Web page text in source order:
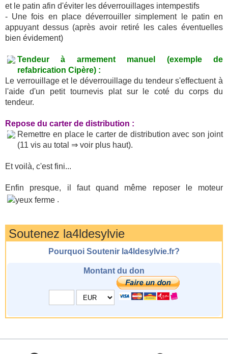
et le patin afin d'éviter les déverrouillages intempestifs
- Une fois en place déverrouiller simplement le patin en
appuyant dessus (après avoir retiré les cales éventuelles
bien évidement)
Tendeur à armement manuel (exemple de
refabrication Cipère) :
Le verrouillage et le déverrouillage du tendeur s'effectuent à
l'aide d'un petit tournevis plat sur le coté du corps du
tendeur.
Repose du carter de distribution :
Remettre en place le carter de distribution avec son joint
(11 vis au total ⇒ voir plus haut).
Et voilà, c'est fini...
Enfin presque, il faut quand même reposer le moteur
.
Soutenez la4ldesylvie
Pourquoi Soutenir la4ldesylvie.fr?
Montant du don